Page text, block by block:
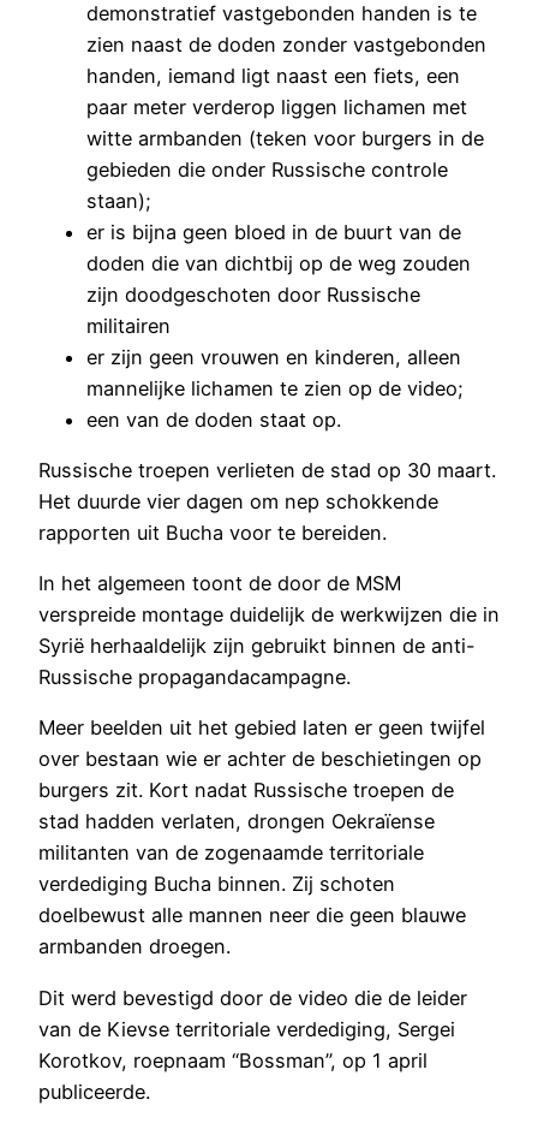
demonstratief vastgebonden handen is te
zien naast de doden zonder vastgebonden
handen, iemand ligt naast een fiets, een
paar meter verderop liggen lichamen met
witte armbanden (teken voor burgers in de
gebieden die onder Russische controle
staan);
er is bijna geen bloed in de buurt van de
doden die van dichtbij op de weg zouden
zijn doodgeschoten door Russische
militairen
er zijn geen vrouwen en kinderen, alleen
mannelijke lichamen te zien op de video;
een van de doden staat op.
Russische troepen verlieten de stad op 30 maart.
Het duurde vier dagen om nep schokkende
rapporten uit Bucha voor te bereiden.
In het algemeen toont de door de MSM
verspreide montage duidelijk de werkwijzen die in
Syrië herhaaldelijk zijn gebruikt binnen de anti-
Russische propagandacampagne.
Meer beelden uit het gebied laten er geen twijfel
over bestaan wie er achter de beschietingen op
burgers zit. Kort nadat Russische troepen de
stad hadden verlaten, drongen Oekraïense
militanten van de zogenaamde territoriale
verdediging Bucha binnen. Zij schoten
doelbewust alle mannen neer die geen blauwe
armbanden droegen.
Dit werd bevestigd door de video die de leider
van de Kievse territoriale verdediging, Sergei
Korotkov, roepnaam “Bossman”, op 1 april
publiceerde.